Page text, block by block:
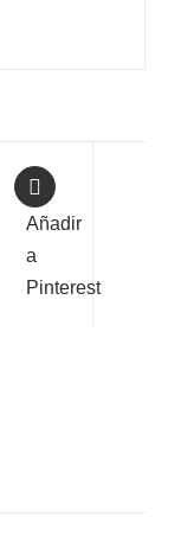
Añadir
a
Pinterest